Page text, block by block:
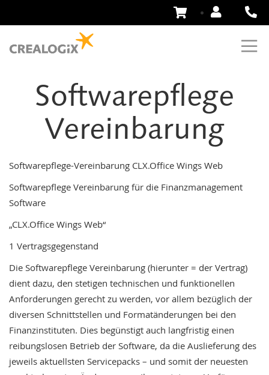
Zum
Inhalt
Softwarepflege
Vereinbarung
Softwarepflege-Vereinbarung CLX.Office Wings Web
Softwarepflege Vereinbarung für die Finanzmanagement
Software
„CLX.Office Wings Web“
1 Vertragsgegenstand
Die Softwarepflege Vereinbarung (hierunter = der Vertrag)
dient dazu, den stetigen technischen und funktionellen
Anforderungen gerecht zu werden, vor allem bezüglich der
diversen Schnittstellen und Formatänderungen bei den
Finanzinstituten. Dies begünstigt auch langfristig einen
reibungslosen Betrieb der Software, da die Auslieferung des
jeweils aktuellsten Servicepacks – und somit der neuesten